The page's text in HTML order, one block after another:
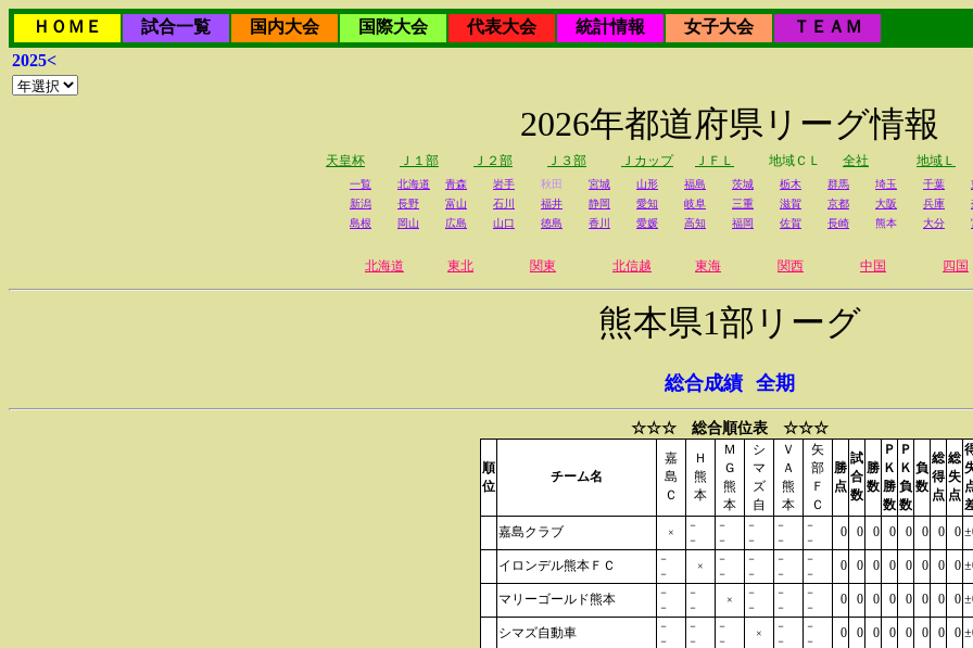
ＨＯＭＥ 試合一覧 国内大会 国際大会 代表大会 統計情報 女子大会 ＴＥＡＭ
2025<
2026年都道府県リーグ情報
天皇杯 Ｊ１部 Ｊ２部 Ｊ３部 Ｊカップ ＪＦＬ 地域ＣＬ 全社 地域Ｌ
一覧 北海道 青森 岩手 秋田 宮城 山形 福島 茨城 栃木 群馬 埼玉 千葉
新潟
長野 富山 石川 福井 静岡 愛知 岐阜 三重 滋賀 京都 大阪 兵庫
島根
岡山 広島 山口 徳島 香川 愛媛 高知 福岡 佐賀 長崎 熊本 大分
北海道 東北 関東 北信越 東海 関西 中国 四国
熊本県1部リーグ
総合成績 全期
☆☆☆ 総合順位表 ☆☆☆
順
位
チーム名
嘉
島
Ｃ
Ｈ
熊
本
Ｍ
Ｇ
熊
本
シ
マ
ズ
自
Ｖ
Ａ
熊
本
矢
部
Ｆ
Ｃ
勝
点
試
合
数
勝
数
Ｐ
Ｋ
勝
数
Ｐ
Ｋ
負
数
負
数
総
得
点
総
失
点
嘉島クラブ
×
－
－
－
－
－
－
－
－
－
－
0 0 0 0 0 0 0 0
イロンデル熊本ＦＣ
－
－
×
－
－
－
－
－
－
－
－
0 0 0 0 0 0 0 0
マリーゴールド熊本
－
－
－
－
×
－
－
－
－
－
－
0 0 0 0 0 0 0 0
シマズ自動車
－
－
－
－
－
－
×
－
－
－
－
0 0 0 0 0 0 0 0